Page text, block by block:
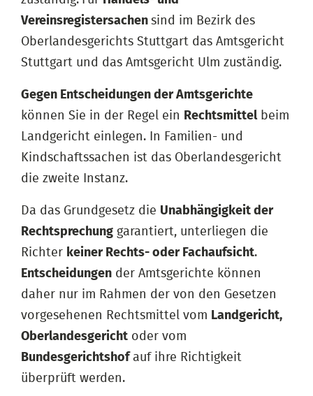
Vereinsregistersachen sind im Bezirk des
Oberlandesgerichts Stuttgart das Amtsgericht
Stuttgart und das Amtsgericht Ulm zuständig.
Gegen Entscheidungen der Amtsgerichte
können Sie in der Regel ein
Rechtsmittelbeim
Landgericht einlegen. In Familien- und
Kindschaftssachen ist das Oberlandesgericht
die zweite Instanz.
Da das Grundgesetz die Unabhängigkeit der
Rechtsprechung garantiert, unterliegen die
Richter keiner Rechts- oder Fachaufsicht.
Entscheidungen der Amtsgerichte können
daher nur im Rahmen der von den Gesetzen
vorgesehenen Rechtsmittel vom Landgericht,
Oberlandesgericht oder vom
Bundesgerichtshofauf ihre Richtigkeit
überprüft werden.